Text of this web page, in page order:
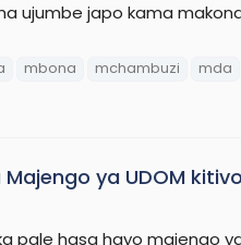
ujumbe japo kama
mbona mchambuzi mda
ya UDOM
pale hasa hayo majengo